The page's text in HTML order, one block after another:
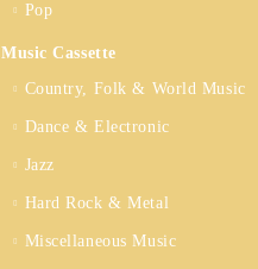
Pop
Music Cassette
Country, Folk & World Music
Dance & Electronic
Jazz
Hard Rock & Metal
Miscellaneous Music